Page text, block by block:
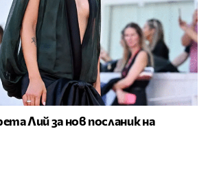
Лий за нов посланик на